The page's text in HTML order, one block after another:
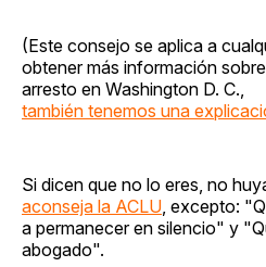
(Este consejo se aplica a
obtener más información
arresto en Washington D. C.,
también tenemos una
Si dicen que no lo eres, no
aconseja la ACLU , excepto:
a permanecer en silencio" y
abogado".